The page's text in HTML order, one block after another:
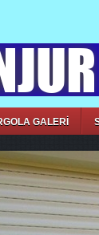
GALERİ